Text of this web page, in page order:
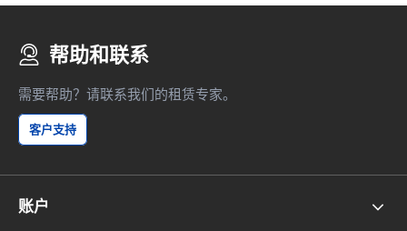
帮助和联系
需要帮助？请联系我们的租赁专家。
客户支持
账户